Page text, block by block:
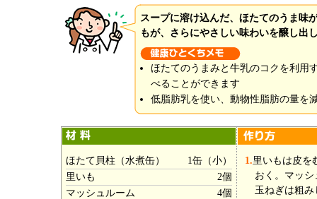
スープに溶け込んだ、ほたてのうま味
もが、さらにやさしい味わいを醸し出
ほたてのうまみと牛乳のコクを利用
べることができます
低脂肪乳を使い、動物性脂肪の量を
ほたて貝柱（水煮缶）
1缶（小）
里いも
2個
マッシュルーム
4個
1.里いもは皮を
おく。マッ
玉ねぎは粗